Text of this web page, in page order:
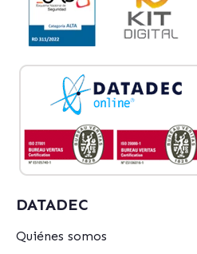
DATADEC
Quiénes somos